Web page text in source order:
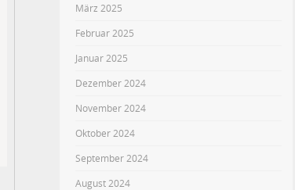
März 2025
Februar 2025
Januar 2025
Dezember 2024
November 2024
Oktober 2024
September 2024
August 2024